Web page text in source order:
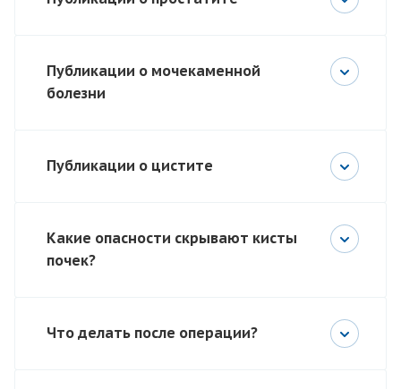
Публикации о мочекаменной
болезни
Публикации о цистите
Какие опасности скрывают кисты
почек?
Что делать после операции?